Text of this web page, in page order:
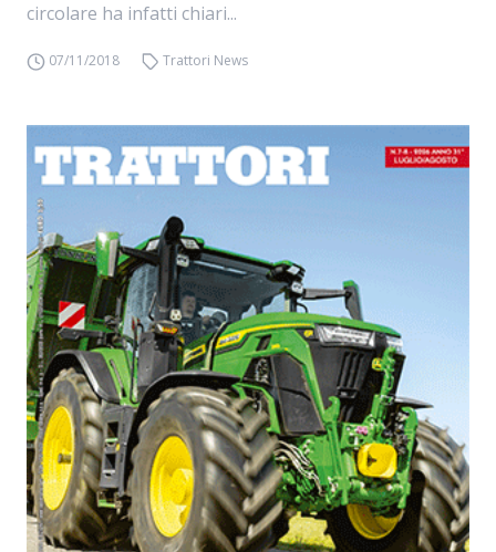
circolare ha infatti chiari...
07/11/2018 Trattori News